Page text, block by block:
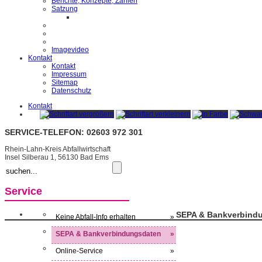
Satzung
Imagevideo
Kontakt
Kontakt
Impressum
Sitemap
Datenschutz
Kontakt
SERVICE-TELEFON: 02603 972 301
Rhein-Lahn-Kreis Abfallwirtschaft
Insel Silberau 1, 56130 Bad Ems
Service
Keine Abfall-Info erhalten »
SEPA & Bankverbindungsdaten »
Online-Service »
SEPA &